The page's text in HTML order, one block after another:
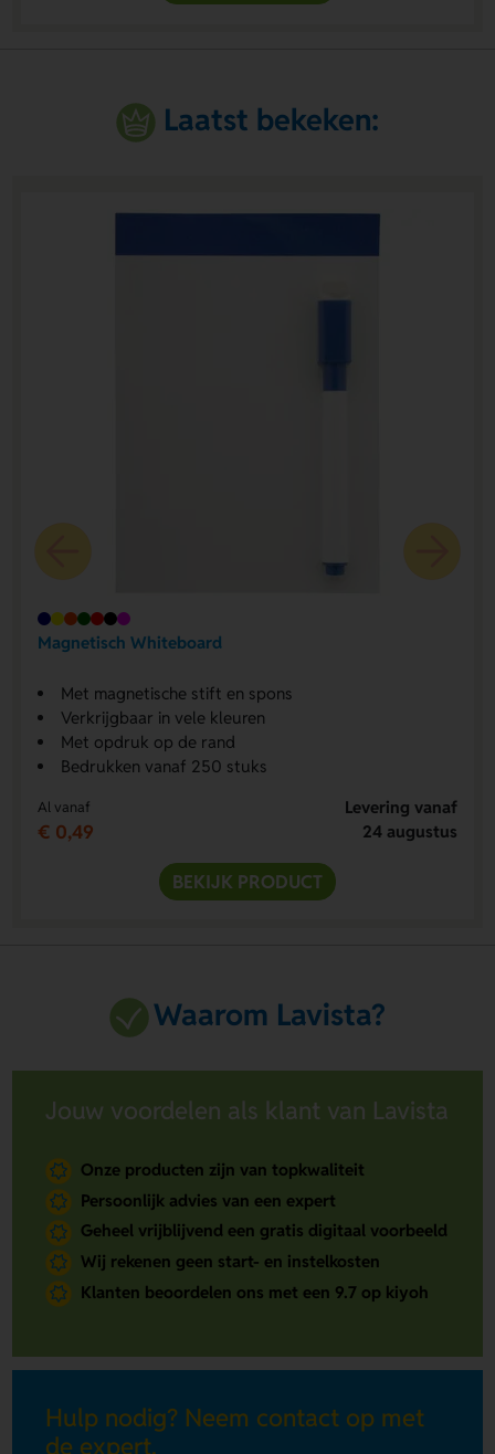
Laatst bekeken:
Magnetisch Whiteboard
Met magnetische stift en spons
Verkrijgbaar in vele kleuren
Met opdruk op de rand
Bedrukken vanaf 250 stuks
Al vanaf
€ 0,49
Levering vanaf
24 augustus
BEKIJK PRODUCT
Waarom Lavista?
Jouw voordelen als klant van Lavista
Onze producten zijn van topkwaliteit
Persoonlijk advies van een expert
Geheel vrijblijvend een gratis digitaal voorbeeld
Wij rekenen geen start- en instelkosten
Klanten beoordelen ons met een 9.7 op kiyoh
Hulp nodig? Neem contact op met
de expert.